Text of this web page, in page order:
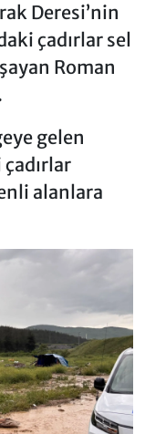
Deresi’nin
çadırlar sel
Roman
gelen
alanlara